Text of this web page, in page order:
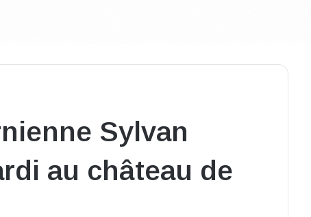
Sylvan
au château de